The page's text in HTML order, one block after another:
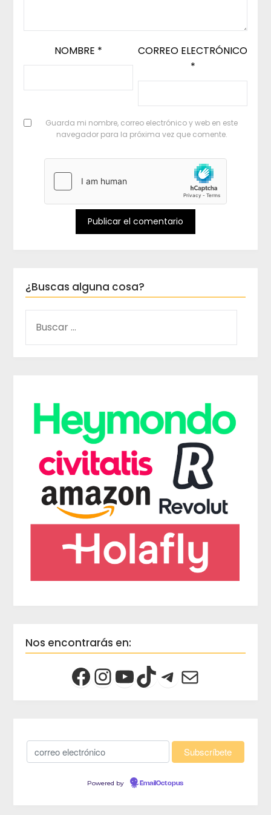
NOMBRE *
CORREO ELECTRÓNICO
*
Guarda mi nombre, correo electrónico y web en este
navegador para la próxima vez que comente.
¿Buscas alguna cosa?
Nos encontrarás en:
Powered by EmailOctopus